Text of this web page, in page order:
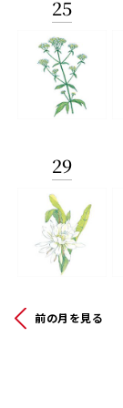
25
29
前の月を見る